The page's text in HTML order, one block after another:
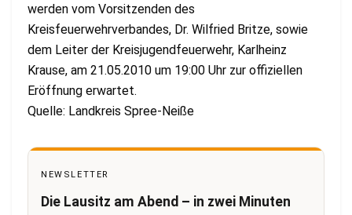
werden vom Vorsitzenden des
Kreisfeuerwehrverbandes, Dr. Wilfried Britze, sowie
dem Leiter der Kreisjugendfeuerwehr, Karlheinz
Krause, am 21.05.2010 um 19:00 Uhr zur offiziellen
Eröffnung erwartet.
Quelle: Landkreis Spree-Neiße
NEWSLETTER
Die Lausitz am Abend – in zwei Minuten